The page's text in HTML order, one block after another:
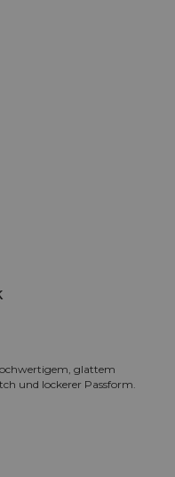
glattem
und lockerer Passform.